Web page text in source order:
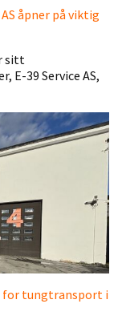
åpner på viktig
sitt
E-39 Service AS,
for tungtransport i